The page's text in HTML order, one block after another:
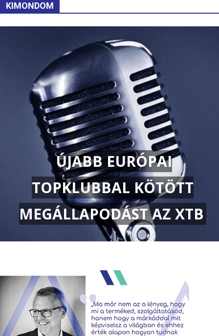
KIMONDOM
ÚJABB EURÓPAI
TOPKLUBBAL KÖTÖTT
MEGÁLLAPODÁST AZ XTB